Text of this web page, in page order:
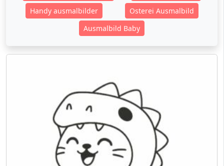
Handy ausmalbilder
Osterei Ausmalbild
Ausmalbild Baby